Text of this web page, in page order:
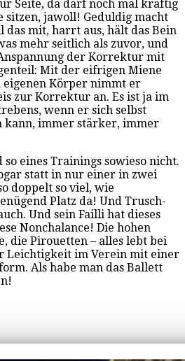
Seite, da darf noch mal kräftig
sitzen, jawoll! Geduldig macht
mit, harrt aus, hält das Bein
mehr seitlich als zuvor, und
der Korrektur mit
Mit der eifrigen Miene
eigenen Körper nimmt er
zur Korrektur an. Es ist ja im
wenn er sich selbst
kann, immer stärker, immer
eines Trainings sowieso nicht.
statt in nur einer in zwei
doppelt so viel, wie
Platz da! Und Trusch-
Und sein Failli hat dieses
Nonchalance! Die hohen
die Pirouetten – alles lebt bei
Leichtigkeit im Verein mit einer
Als habe man das Ballett